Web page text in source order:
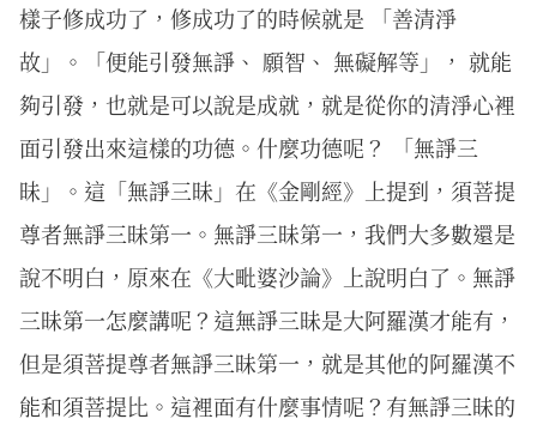
樣子修成功了，修成功了的時候就是 「善清淨
故」。「便能引發無諍、 願智、 無礙解等」， 就能
夠引發，也就是可以說是成就，就是從你的清淨心裡
面引發出來這樣的功德。什麼功德呢？ 「無諍三
昧」。這「無諍三昧」在《金剛經》上提到，須菩提
尊者無諍三昧第一。無諍三昧第一，我們大多數還是
說不明白，原來在《大毗婆沙論》上說明白了。無諍
三昧第一怎麼講呢？這無諍三昧是大阿羅漢才能有，
但是須菩提尊者無諍三昧第一，就是其他的阿羅漢不
能和須菩提比。這裡面有什麼事情呢？有無諍三昧的